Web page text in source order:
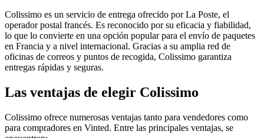
Colissimo es un servicio de entrega ofrecido por La Poste, el
operador postal francés. Es reconocido por su eficacia y fiabilidad,
lo que lo convierte en una opción popular para el envío de paquetes
en Francia y a nivel internacional. Gracias a su amplia red de
oficinas de correos y puntos de recogida, Colissimo garantiza
entregas rápidas y seguras.
Las ventajas de elegir Colissimo
Colissimo ofrece numerosas ventajas tanto para vendedores como
para compradores en Vinted. Entre las principales ventajas, se